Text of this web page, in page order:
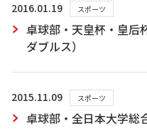
2016.01.19 スポーツ
卓球部・天皇杯・皇后
ダブルス）
2015.11.09 スポーツ
卓球部・全日本大学総